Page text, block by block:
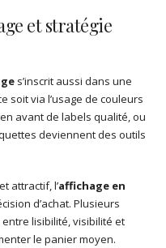
et stratégie
s’inscrit aussi dans une
soit via l’usage de couleurs
avant de labels qualité, ou
deviennent des outils
attractif, l’affichage en
d’achat. Plusieurs
lisibilité, visibilité et
le panier moyen.